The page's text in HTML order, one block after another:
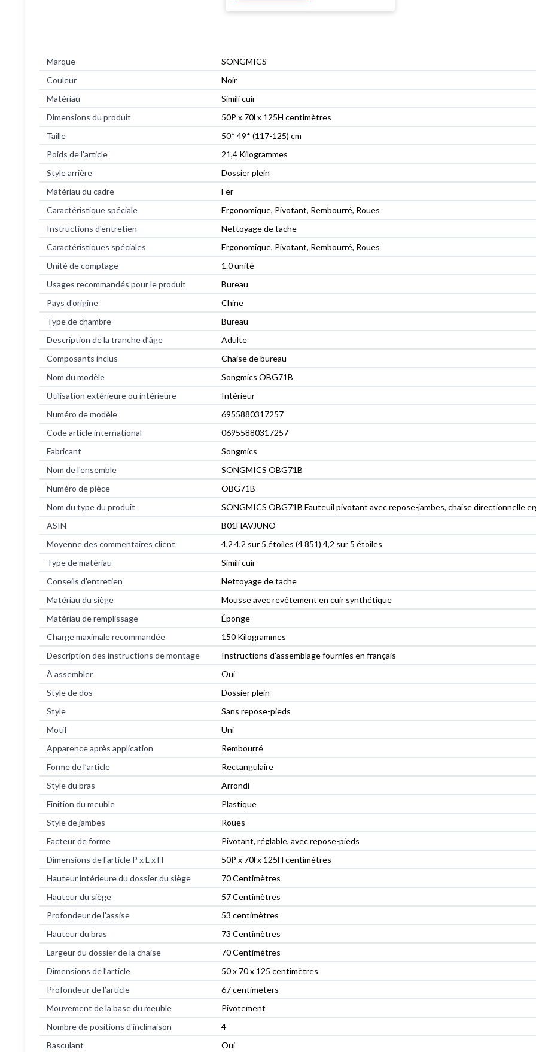
Marque
SONGMICS
Couleur
Noir
Matériau
Simili cuir
Dimensions du produit
50P x 70l x 125H centimètres
Taille
50* 49* (117-125) cm
Poids de l'article
21,4 Kilogrammes
Style arrière
Dossier plein
Matériau du cadre
Fer
Caractéristique spéciale
Ergonomique, Pivotant, Rembourré, Roues
Instructions d'entretien
Nettoyage de tache
Caractéristiques spéciales
Ergonomique, Pivotant, Rembourré, Roues
Unité de comptage
1.0 unité
Usages recommandés pour le produit
Bureau
Pays d'origine
Chine
Type de chambre
Bureau
Description de la tranche d’âge
Adulte
Composants inclus
Chaise de bureau
Nom du modèle
Songmics OBG71B
Utilisation extérieure ou intérieure
Intérieur
Numéro de modèle
6955880317257
Code article international
06955880317257
Fabricant
Songmics
Nom de l'ensemble
SONGMICS OBG71B
Numéro de pièce
OBG71B
Nom du type du produit
SONGMICS OBG71B Fauteuil pivotant avec repose-jambes, chaise directionnelle
ASIN
B01HAVJUNO
Moyenne des commentaires client
4,2 4,2 sur 5 étoiles (4 851) 4,2 sur 5 étoiles
Type de matériau
Simili cuir
Conseils d'entretien
Nettoyage de tache
Matériau du siège
Mousse avec revêtement en cuir synthétique
Matériau de remplissage
Éponge
Charge maximale recommandée
150 Kilogrammes
Description des instructions de montage
Instructions d'assemblage fournies en français
À assembler
Oui
Style de dos
Dossier plein
Style
Sans repose-pieds
Motif
Uni
Apparence après application
Rembourré
Forme de l’article
Rectangulaire
Style du bras
Arrondi
Finition du meuble
Plastique
Style de jambes
Roues
Facteur de forme
Pivotant, réglable, avec repose-pieds
Dimensions de l'article P x L x H
50P x 70l x 125H centimètres
Hauteur intérieure du dossier du siège
70 Centimètres
Hauteur du siège
57 Centimètres
Profondeur de l’assise
53 centimètres
Hauteur du bras
73 Centimètres
Largeur du dossier de la chaise
70 Centimètres
Dimensions de l’article
50 x 70 x 125 centimètres
Profondeur de l’article
67 centimeters
Mouvement de la base du meuble
Pivotement
Nombre de positions d'inclinaison
4
Basculant
Oui